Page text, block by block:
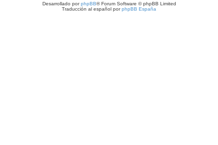
Desarrollado porphpBB® Forum Software © phpBB Limited
Traducción al español porphpBB España